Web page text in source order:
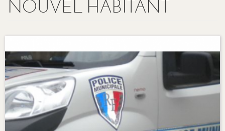
NOUVEL HABITANT